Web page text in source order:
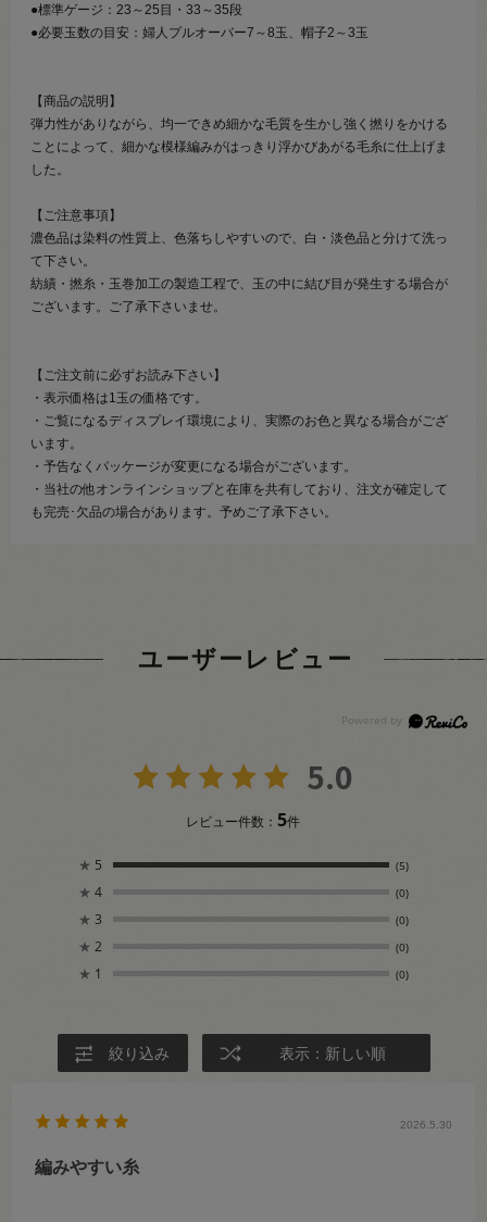
●標準ゲージ：23～25目・33～35段
●必要玉数の目安：婦人プルオーバー7～8玉、帽子2～3玉
【商品の説明】
弾力性がありながら、均一できめ細かな毛質を生かし強く撚りをかける
ことによって、細かな模様編みがはっきり浮かびあがる毛糸に仕上げま
した。
【ご注意事項】
濃色品は染料の性質上、色落ちしやすいので、白・淡色品と分けて洗っ
て下さい。
紡績・撚糸・玉巻加工の製造工程で、玉の中に結び目が発生する場合が
ございます。ご了承下さいませ。
【ご注文前に必ずお読み下さい】
・表示価格は1玉の価格です。
・ご覧になるディスプレイ環境により、実際のお色と異なる場合がござ
います。
・予告なくパッケージが変更になる場合がございます。
・当社の他オンラインショップと在庫を共有しており、注文が確定して
も完売･欠品の場合があります。予めご了承下さい。
ユーザーレビュー
5.0
レビュー件数：5件
★ 5 (5)
★ 4 (0)
★ 3 (0)
★ 2 (0)
★ 1 (0)
絞り込み 表示：新しい順
2026.5.30
編みやすい糸